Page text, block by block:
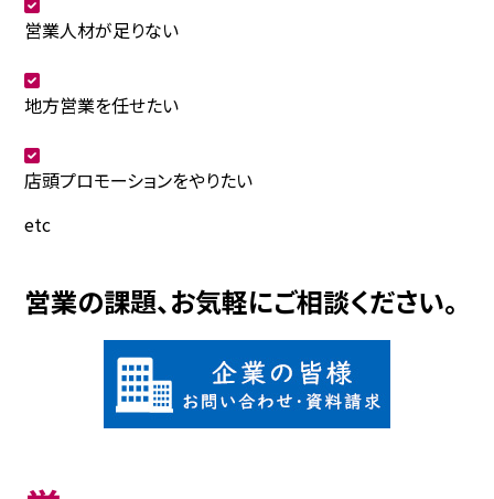
営業人材が足りない
地方営業を任せたい
店頭プロモーションをやりたい
etc
営業の課題、お気軽にご相談ください。